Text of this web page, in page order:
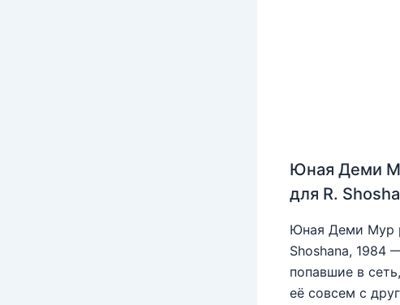
Юная Деми
для R.
Юная Деми Мур
Shoshana, 1984
попавшие в
её совсем с